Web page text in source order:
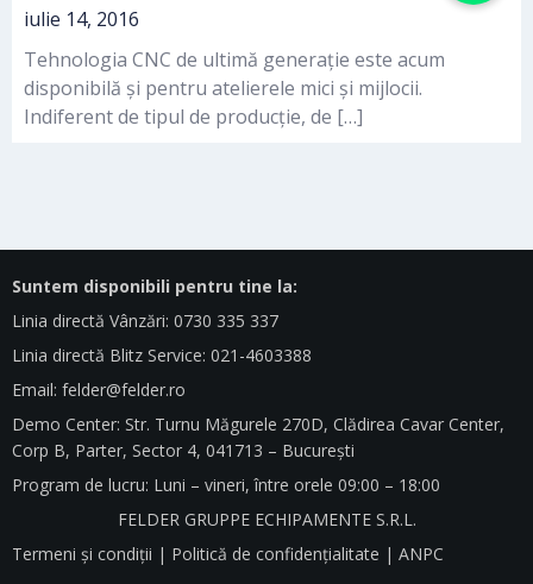
iulie 14, 2016
Tehnologia CNC de ultimă generație este acum
disponibilă și pentru atelierele mici și mijlocii.
Indiferent de tipul de producție, de […]
Suntem disponibili pentru tine la:
Linia directă Vânzări: 0730 335 337
Linia directă Blitz Service: 021-4603388
Email: felder@felder.ro
Demo Center: Str. Turnu Măgurele 270D, Clădirea Cavar Center,
Corp B, Parter, Sector 4, 041713 – București
Program de lucru: Luni – vineri, între orele 09:00 – 18:00
FELDER GRUPPE ECHIPAMENTE S.R.L.
Termeni și condiții | Politică de confidențialitate | ANPC